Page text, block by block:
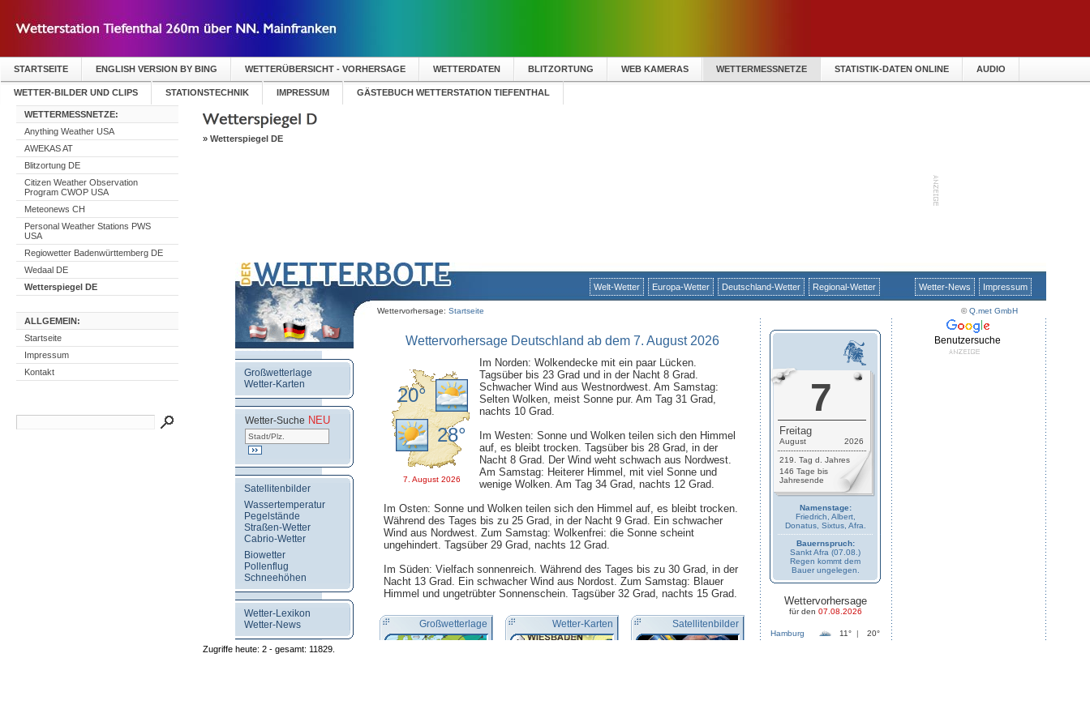
STARTSEITE ENGLISH VERSION BY BING WETTERÜBERSICHT - VORHERSAGE WETTERDATEN BLITZORTUNG WEB KAMERAS WETTERMESSNETZE STATISTIK-DATEN ONLINE AUDIO
WETTER-BILDER UND CLIPS STATIONSTECHNIK IMPRESSUM GÄSTEBUCH WETTERSTATION TIEFENTHAL
WETTERMESSNETZE:
Anything Weather USA
AWEKAS AT
Blitzortung DE
Citizen Weather Observation
Program CWOP USA
Meteonews CH
Personal Weather Stations PWS
USA
Regiowetter Badenwürttemberg DE
Wedaal DE
Wetterspiegel DE
ALLGEMEIN:
Startseite
Impressum
Kontakt
» Wetterspiegel DE
Zugriffe heute: 2 - gesamt: 11829.